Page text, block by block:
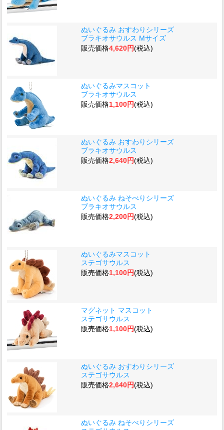
ぬいぐるみ おすわりシリーズ
ブラキオサウルス Mサイズ
販売価格4,620円(税込)
ぬいぐるみマスコット
ブラキオサウルス
販売価格1,100円(税込)
ぬいぐるみ おすわりシリーズ
ブラキオサウルス
販売価格2,640円(税込)
ぬいぐるみ ねそべりシリーズ
ブラキオサウルス
販売価格2,200円(税込)
ぬいぐるみマスコット
ステゴサウルス
販売価格1,100円(税込)
マグネット マスコット
ステゴサウルス
販売価格1,100円(税込)
ぬいぐるみ おすわりシリーズ
ステゴサウルス
販売価格2,640円(税込)
ぬいぐるみ ねそべりシリーズ